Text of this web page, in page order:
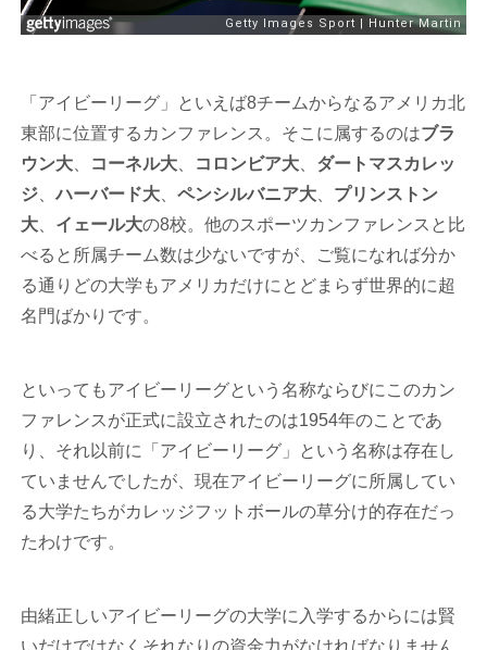
「アイビーリーグ」といえば8チームからなるアメリカ北
東部に位置するカンファレンス。そこに属するのはブラ
ウン大
コーネル大 コロンビア大
ダートマスカレッ
ジ 、ハーバード大 ペンシルバニア大
プリンストン
大
イェール大の8校。他のスポーツカンファレンスと比
べると所属チーム数は少ないですが、ご覧になれば分か
る通りどの大学もアメリカだけにとどまらず世界的に超
名門ばかりです。
といってもアイビーリーグという名称ならびにこのカン
ファレンスが正式に設立されたのは1954年のことであ
り、それ以前に「アイビーリーグ」という名称は存在し
ていませんでしたが、現在アイビーリーグに所属してい
る大学たちがカレッジフットボールの草分け的存在だっ
たわけです。
由緒正しいアイビーリーグの大学に入学するからには賢